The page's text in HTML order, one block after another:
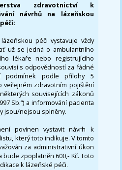
zdravotnictví k
návrhů na lázeňskou
:
péči vystavuje vždy
už se jedná o ambulantního
lékaře nebo registrujícího
s odpovědností za řádné
podmínek podle přílohy 5
veřejném zdravotním pojištění
souvisejících zákonů
Sb.“) a informování pacienta
jsou/nejsou splněny.
povinen vystavit návrh k
který toto indikuje. V tomto
za administrativní úkon
zpoplatněn 600,- Kč. Toto
k lázeňské péči.